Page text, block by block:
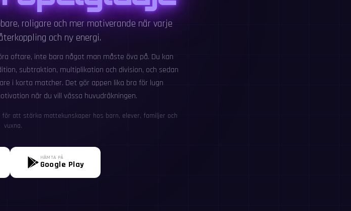
roligare och mer motiverande när varje
och ny energi.
oftare, inte bara något man måste öva på. Du kan
subtraktion, multiplikation och division, och sedan
i korta matcher. Det gör appen lika bra för lugn
när du vill vässa huvudräkningen.
att stärka mattekunskaper hos barn, elever, familjer och
vuxna.
HÄMTA PÅ
Google Play